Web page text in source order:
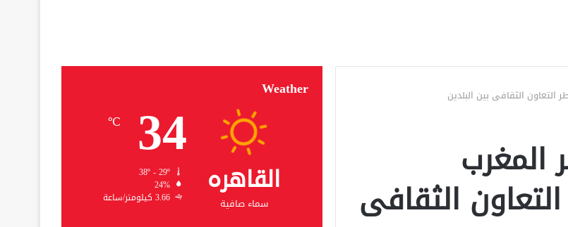
التعاون الثقافى بين البلدين
المغرب
الثقافى
Weather
القاهره
سماء صافية
34
℃
24%
3.66 كيلومتر/ساعة